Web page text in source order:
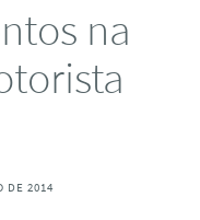
na
DE 2014